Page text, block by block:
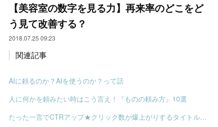
【美容室の数字を見る力】再来率のどこをど
う見て改善する？
2018.07.25 09:23
関連記事
AIに頼るのか？AIを使うのか？って話
人に何かを頼みたい時はこう言え！『ものの頼み方』10選
たった一言でCTRアップ★クリック数が爆上がりするタイトルの決め方